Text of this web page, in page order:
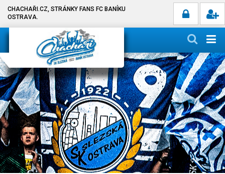
CHACHAŘI.CZ, STRÁNKY FANS FC BANÍKU
OSTRAVA.